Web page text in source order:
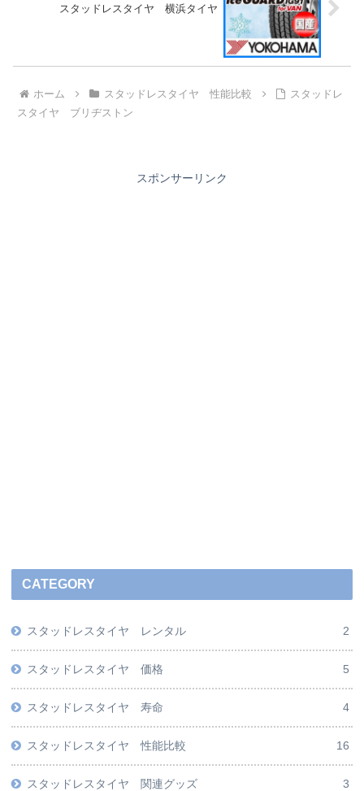
スタッドレスタイヤ 横浜タイヤ
ホーム スタッドレスタイヤ 性能比較
スタッドレ
スタイヤ ブリヂストン
スポンサーリンク
CATEGORY
スタッドレスタイヤ レンタル 2
スタッドレスタイヤ 価格 5
スタッドレスタイヤ 寿命 4
スタッドレスタイヤ 性能比較 16
スタッドレスタイヤ 関連グッズ 3